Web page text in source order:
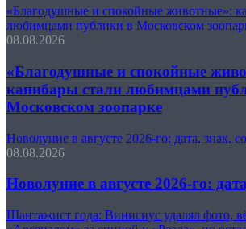
«Благодушные и спокойные животные»:
любимцами публики в Московском
08.08.2026
«Благодушные и спокойные
капибары стали любимцами
Московском зоопарке
Новолуние в августе 2026-го: дата, знак,
08.08.2026
Новолуние в августе 2026-го:
Шантажист года: Винисиус удалял фото,